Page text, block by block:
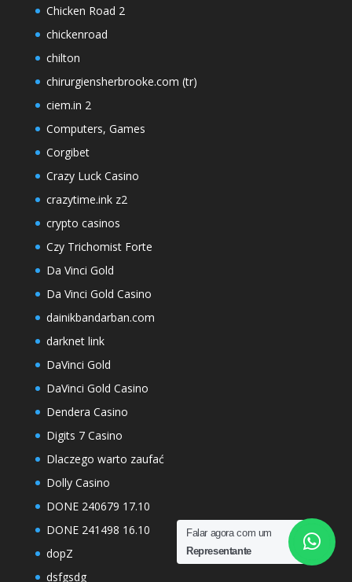
Falar agora com um
Representante
Chicken Road 2
chickenroad
chilton
chirurgiensherbrooke.com (tr)
ciem.in 2
Computers, Games
Corgibet
Crazy Luck Casino
crazytime.ink z2
crypto casinos
Czy Trichomist Forte
Da Vinci Gold
Da Vinci Gold Casino
dainikbandarban.com
darknet link
DaVinci Gold
DaVinci Gold Casino
Dendera Casino
Digits 7 Casino
Dlaczego warto zaufać
Dolly Casino
DONE 240679 17.10
DONE 241498 16.10
dopZ
dsfgsdg